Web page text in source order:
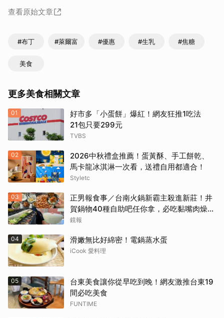
查看原始文章
#布丁 #萊爾富 #優惠 #生乳 #焦糖
美食
更多美食相關文章
01
好市多「小蛋餅」爆紅！網友狂推1吃法
21包只要299元
TVBS
02
2026中秋禮盒推薦！蛋黃酥、手工餅乾、
馬卡龍冰淇淋一次看，送禮自用都適合！
Styletc
03
正男報食事／台南火鍋新霸主殺進新莊！井
賀鍋物40種自助吧任你拿，必吃黏嘴肉燥
飯、現做棉花糖
鏡報
04 滑嫩無比好綿密！電鍋蒸水蛋
iCook 愛料理
05
台東美食讓你從早吃到晚！網友激推台東19
間必吃美食
FUNTIME